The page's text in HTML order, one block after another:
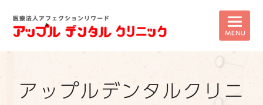
アップルデンタルクリニ